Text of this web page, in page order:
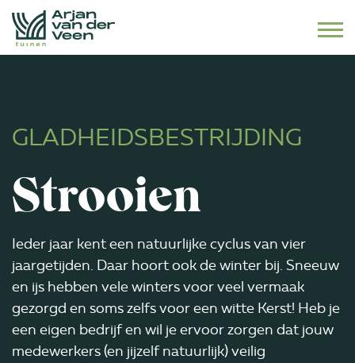
GLADHEIDSBESTRIJDING
Strooien
Ieder jaar kent een natuurlijke cyclus van vier
jaargetijden. Daar hoort ook de winter bij. Sneeuw
en ijs hebben vele winters voor veel vermaak
gezorgd en soms zelfs voor een witte Kerst! Heb je
een eigen bedrijf en wil je ervoor zorgen dat jouw
medewerkers (en jijzelf natuurlijk) veilig